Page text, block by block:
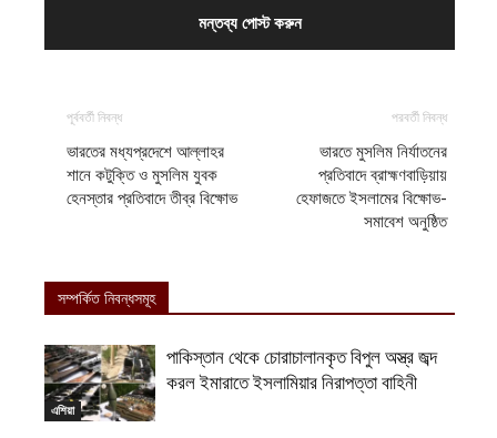
পূর্ববর্তী নিবন্ধ
ভারতের মধ্যপ্রদেশে আল্লাহর
শানে কটুক্তি ও মুসলিম যুবক
হেনস্তার প্রতিবাদে তীব্র বিক্ষোভ
পরবর্তী নিবন্ধ
ভারতে মুসলিম নির্যাতনের
প্রতিবাদে ব্রাহ্মণবাড়িয়ায়
হেফাজতে ইসলামের বিক্ষোভ-
সমাবেশ অনুষ্ঠিত
সম্পর্কিত নিবন্ধসমূহ
এশিয়া
পাকিস্তান থেকে চোরাচালানকৃত বিপুল অস্ত্র জব্দ
করল ইমারাতে ইসলামিয়ার নিরাপত্তা বাহিনী